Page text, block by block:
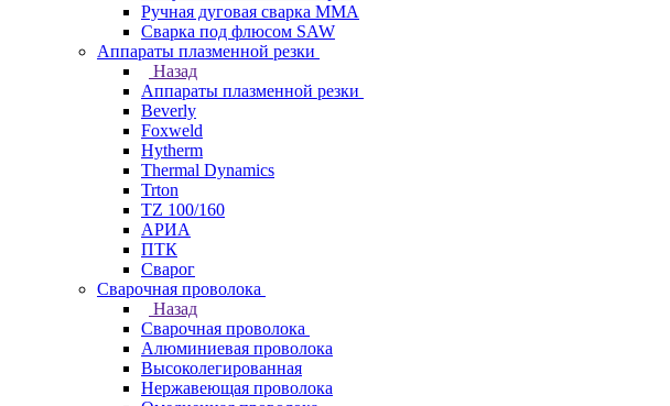
Ручная дуговая сварка MMA
Сварка под флюсом SAW
Аппараты плазменной резки
Назад
Аппараты плазменной резки
Beverly
Foxweld
Hytherm
Thermal Dynamics
Trton
TZ 100/160
АРИА
ПТК
Сварог
Сварочная проволока
Назад
Сварочная проволока
Алюминиевая проволока
Высоколегированная
Нержавеющая проволока